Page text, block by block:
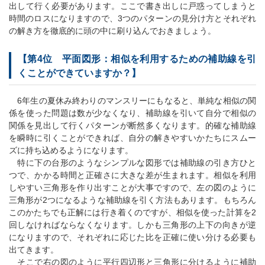
出して行く必要があります。ここで書き出しに戸惑ってしまうと
時間のロスになりますので、3つのパターンの見分け方とそれぞれ
の解き方を徹底的に頭の中に刷り込んでおきましょう。
【第4位 平面図形：相似を利用するための補助線を引
くことができていますか？】
6年生の夏休み終わりのマンスリーにもなると、単純な相似の関
係を使った問題は数が少なくなり、補助線を引いて自分で相似の
関係を見出して行くパターンが断然多くなります。的確な補助線
を瞬時に引くことができれば、自分の解きやすいかたちにスムー
ズに持ち込めるようになります。
特に下の台形のようなシンプルな図形では補助線の引き方ひと
つで、かかる時間と正確さに大きな差が生まれます。相似を利用
しやすい三角形を作り出すことが大事ですので、左の図のように
三角形が2つになるような補助線を引く方法もあります。もちろん
このかたちでも正解には行き着くのですが、相似を使った計算を2
回しなければならなくなります。しかも三角形の上下の向きが逆
になりますので、それぞれに応じた比を正確に使い分ける必要も
出てきます。
そこで右の図のように平行四辺形と三角形に分けるように補助